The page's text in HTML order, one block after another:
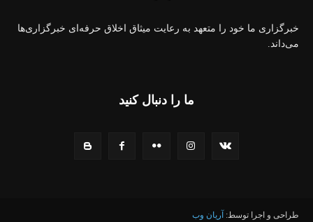
خبرگزاری ما خود را متعهد به رعایت میثاق اخلاق حرفه‌ای خبرگزاری‌ها
می‌داند.
ما را دنبال کنید
طراحی و اجرا توسط: آریان وب